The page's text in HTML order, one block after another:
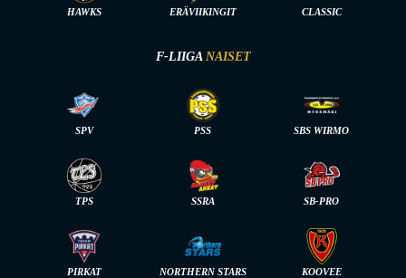
HAWKS ERÄVIIKINGIT CLASSIC
F-LIIGA NAISET
SPV PSS SBS WIRMO
TPS SSRA SB-PRO
PIRKAT NORTHERN STARS KOOVEE